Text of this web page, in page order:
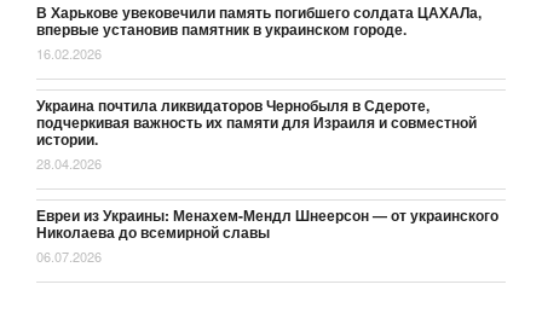
В Харькове увековечили память погибшего солдата ЦАХАЛа,
впервые установив памятник в украинском городе.
16.02.2026
Украина почтила ликвидаторов Чернобыля в Сдероте,
подчеркивая важность их памяти для Израиля и совместной
истории.
28.04.2026
Евреи из Украины: Менахем-Мендл Шнеерсон — от украинского
Николаева до всемирной славы
06.07.2026